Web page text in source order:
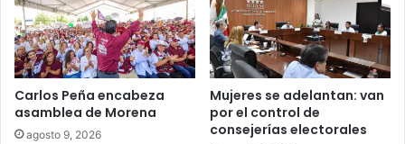
Carlos Peña encabeza
asamblea de Morena
agosto 9, 2026
Mujeres se adelantan: van
por el control de
consejerías electorales